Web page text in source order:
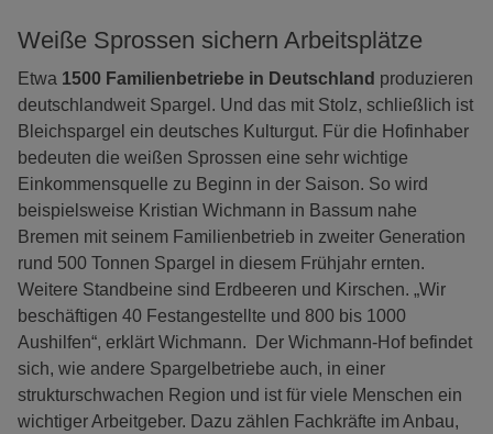
Weiße Sprossen sichern Arbeitsplätze
Etwa 1500 Familienbetriebe in Deutschland produzieren
deutschlandweit Spargel. Und das mit Stolz, schließlich ist
Bleichspargel ein deutsches Kulturgut. Für die Hofinhaber
bedeuten die weißen Sprossen eine sehr wichtige
Einkommensquelle zu Beginn in der Saison. So wird
beispielsweise Kristian Wichmann in Bassum nahe
Bremen mit seinem Familienbetrieb in zweiter Generation
rund 500 Tonnen Spargel in diesem Frühjahr ernten.
Weitere Standbeine sind Erdbeeren und Kirschen. „Wir
beschäftigen 40 Festangestellte und 800 bis 1000
Aushilfen“, erklärt Wichmann. Der Wichmann-Hof befindet
sich, wie andere Spargelbetriebe auch, in einer
strukturschwachen Region und ist für viele Menschen ein
wichtiger Arbeitgeber. Dazu zählen Fachkräfte im Anbau,